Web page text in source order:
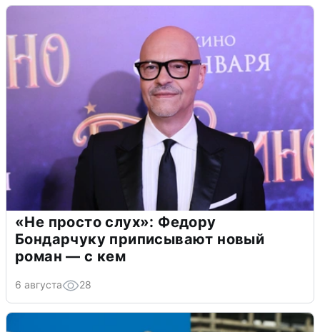
«Не просто слух»: Федору
Бондарчуку приписывают новый
роман — с кем
6 августа 28